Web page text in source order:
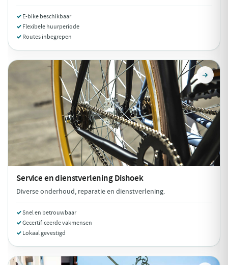
E-bike beschikbaar
Flexibele huurperiode
Routes inbegrepen
Service en dienstverleningDishoek
Diverse onderhoud, reparatie en dienstverlening.
Snel en betrouwbaar
Gecertificeerde vakmensen
Lokaal gevestigd